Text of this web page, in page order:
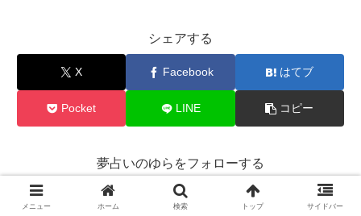
シェアする
X Facebook はてブ
Pocket LINE コピー
夢占いのゆらをフォローする
メニュー ホーム 検索 トップ サイドバー